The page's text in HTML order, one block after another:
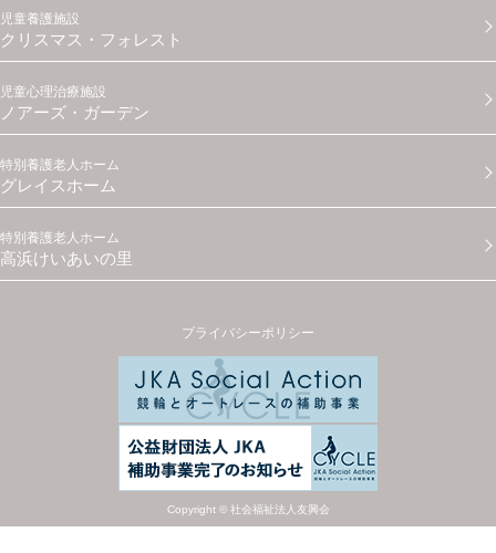
児童養護施設
クリスマス・フォレスト
児童心理治療施設
ノアーズ・ガーデン
特別養護老人ホーム
グレイスホーム
特別養護老人ホーム
高浜けいあいの里
プライバシーポリシー
Copyright © 社会福祉法人友興会